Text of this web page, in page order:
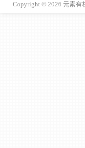
Copyright © 2026 元素有